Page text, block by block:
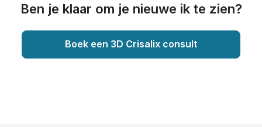
Ben je klaar om je nieuwe ik te zien?
Boek een 3D Crisalix consult